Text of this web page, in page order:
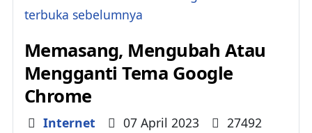
Memasang, Mengubah Atau
Mengganti Tema Google
Chrome
Details
Internet 07 April 2023 27492